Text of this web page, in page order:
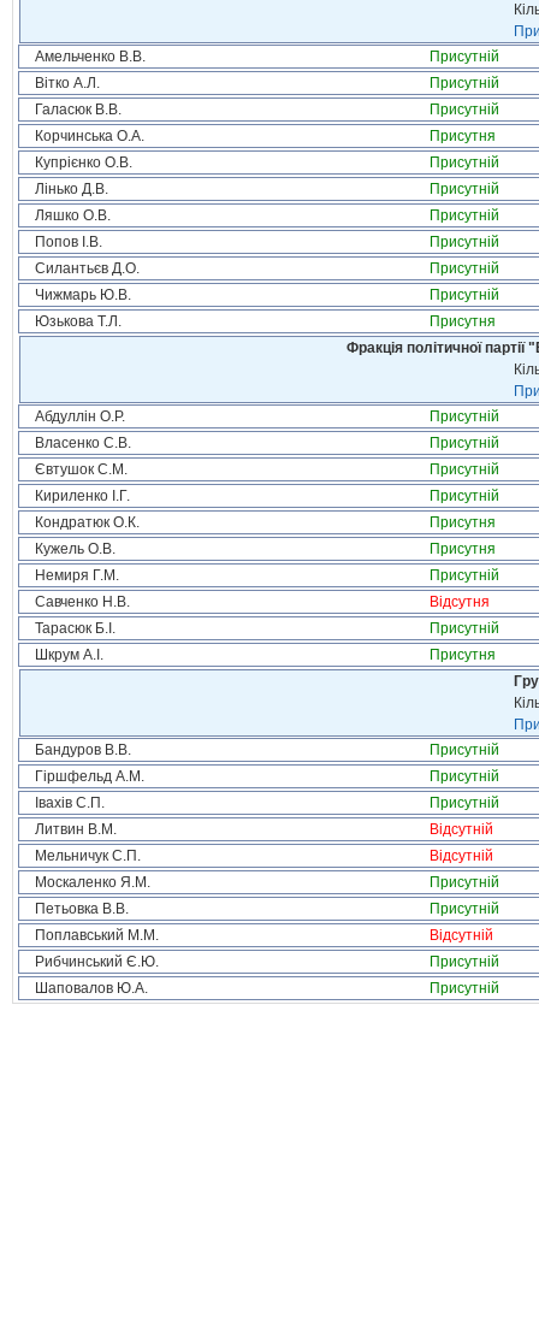
Амельченко В.В.
Присутній
Вітко А.Л.
Присутній
Галасюк В.В.
Присутній
Корчинська О.А.
Присутня
Купрієнко О.В.
Присутній
Лінько Д.В.
Присутній
Ляшко О.В.
Присутній
Попов І.В.
Присутній
Силантьєв Д.О.
Присутній
Чижмарь Ю.В.
Присутній
Юзькова Т.Л.
Присутня
Фракція політичної
Абдуллін О.Р.
Присутній
Власенко С.В.
Присутній
Євтушок С.М.
Присутній
Кириленко І.Г.
Присутній
Кондратюк О.К.
Присутня
Кужель О.В.
Присутня
Немиря Г.М.
Присутній
Савченко Н.В.
Відсутня
Тарасюк Б.І.
Присутній
Шкрум А.І.
Присутня
Бандуров В.В.
Присутній
Гіршфельд А.М.
Присутній
Івахів С.П.
Присутній
Литвин В.М.
Відсутній
Мельничук С.П.
Відсутній
Москаленко Я.М.
Присутній
Петьовка В.В.
Присутній
Поплавський М.М.
Відсутній
Рибчинський Є.Ю.
Присутній
Шаповалов Ю.А.
Присутній